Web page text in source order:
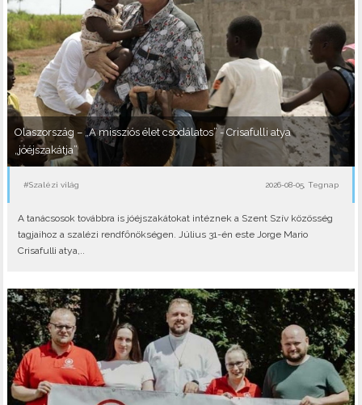
Olaszország – „A missziós élet csodálatos” - Crisafulli atya
„jóéjszakátja”
#Szalézi világ 2026-08-05, Tegnap
A tanácsosok továbbra is jóéjszakátokat intéznek a Szent Szív közösség
tagjaihoz a szalézi rendfőnökségen. Július 31-én este Jorge Mario
Crisafulli atya,..